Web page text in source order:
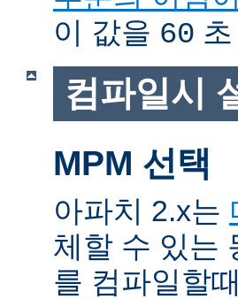
이 값을 60
컴파일시
MPM 선택
아파치 2.x는
체할 수 있는
를 컴파일할